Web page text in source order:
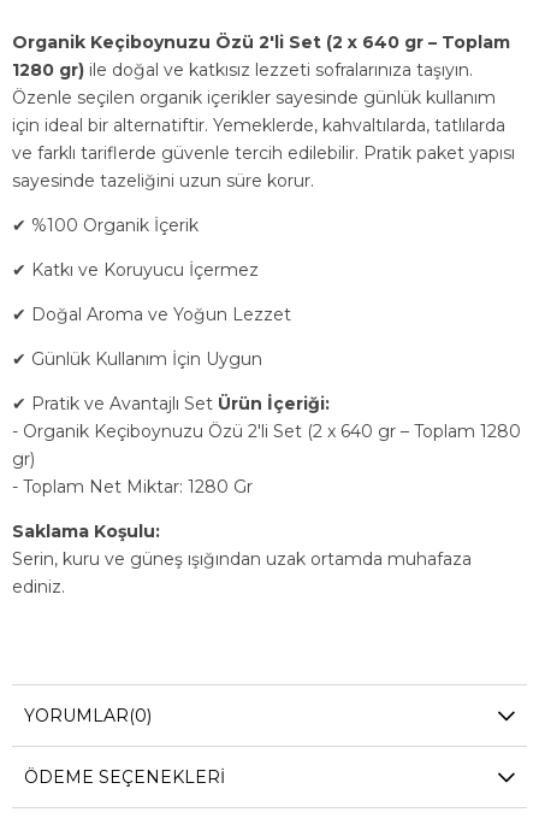
Organik Keçiboynuzu Özü 2'li Set (2 x 640 gr – Toplam
1280 gr) ile doğal ve katkısız lezzeti sofralarınıza taşıyın.
Özenle seçilen organik içerikler sayesinde günlük kullanım
için ideal bir alternatiftir. Yemeklerde, kahvaltılarda, tatlılarda
ve farklı tariflerde güvenle tercih edilebilir. Pratik paket yapısı
sayesinde tazeliğini uzun süre korur.
✔ %100 Organik İçerik
✔ Katkı ve Koruyucu İçermez
✔ Doğal Aroma ve Yoğun Lezzet
✔ Günlük Kullanım İçin Uygun
✔ Pratik ve Avantajlı Set Ürün İçeriği:
- Organik Keçiboynuzu Özü 2'li Set (2 x 640 gr – Toplam 1280
gr)
- Toplam Net Miktar: 1280 Gr
Saklama Koşulu:
Serin, kuru ve güneş ışığından uzak ortamda muhafaza
ediniz.
YORUMLAR(0)
ÖDEME SEÇENEKLERI